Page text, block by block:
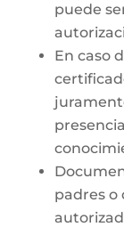
puede
En caso
padres o